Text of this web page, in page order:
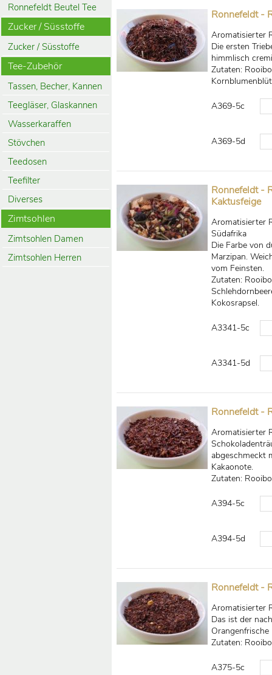
Ronnefeldt Beutel Tee
Zucker / Süsstoffe
Zucker / Süsstoffe
Tee-Zubehör
Tassen, Becher, Kannen
Teegläser, Glaskannen
Wasserkaraffen
Stövchen
Teedosen
Teefilter
Diverses
Zimtsohlen
Zimtsohlen Damen
Zimtsohlen Herren
Ronnefeldt -
Aromatisierter
Die ersten
himmlisch
Zutaten:
A369-5c
A369-5d
Ronnefeldt -
Kaktusfeige
Aromatisierter
Südafrika
Die Farbe von
Marzipan.
vom Feinsten.
Zutaten:
Kokosrapsel.
A3341-5c
A3341-5d
Ronnefeldt -
Aromatisierter
abgeschmeckt
Kakaonote.
Zutaten:
A394-5c
A394-5d
Ronnefeldt -
Aromatisierter
Das ist der
Zutaten:
A375-5c